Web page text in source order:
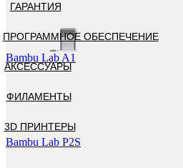
ГАРАНТИЯ
ПРОГРАММНОЕ ОБЕСПЕЧЕНИЕ
АКСЕССУАРЫ
ФИЛАМЕНТЫ
3D ПРИНТЕРЫ
Bambu Lab A1
Bambu Lab P2S